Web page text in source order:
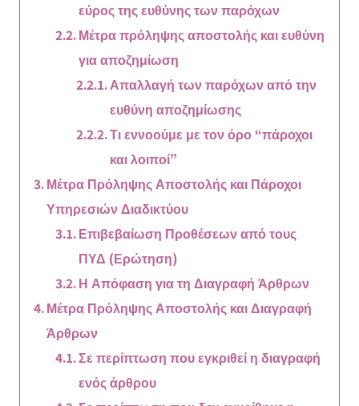
εύρος της ευθύνης των παρόχων
Μέτρα πρόληψης αποστολής και ευθύνη
για αποζημίωση
Απαλλαγή των παρόχων από την
ευθύνη αποζημίωσης
Τι εννοούμε με τον όρο “πάροχοι
και λοιποί”
Μέτρα Πρόληψης Αποστολής και Πάροχοι
Υπηρεσιών Διαδικτύου
Επιβεβαίωση Προθέσεων από τους
ΠΥΔ (Ερώτηση)
Η Απόφαση για τη Διαγραφή Άρθρων
Μέτρα Πρόληψης Αποστολής και Διαγραφή
Άρθρων
Σε περίπτωση που εγκριθεί η διαγραφή
ενός άρθρου